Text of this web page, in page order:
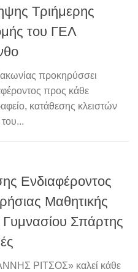
Τριήμερης
του ΓΕΛ
προκηρύσσει
προς κάθε
κατάθεσης κλειστών
Ενδιαφέροντος
Μαθητικής
Σπάρτης
ΡΙΤΣΟΣ» καλεί κάθε